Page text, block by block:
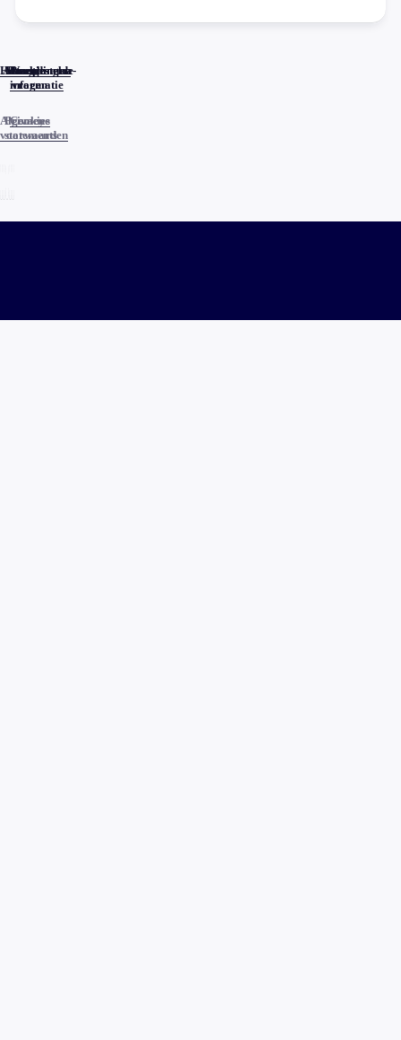
Home
Actueel
Uitzendingen
Reacties
Programma-
informatie
Veelgestelde
vragen
Algemene
voorwaarden
Privacy
statements
Cookies